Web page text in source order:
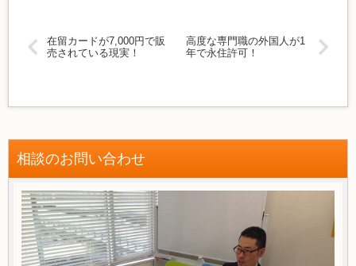
在留カードが7,000円で販
売されている現実！
高度な専門職の外国人が1
年で永住許可！
相談のお問い合わせ